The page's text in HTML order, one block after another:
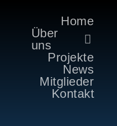
Home
Über
uns
Projekte
News
Mitglieder
Kontakt